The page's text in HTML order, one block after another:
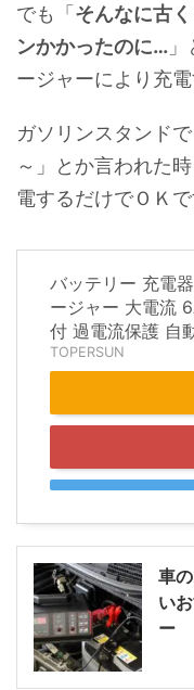
でも「そんなに古
ンかかったのに…
ージャーにより充
ガソリンスタンド
～」とか言われた
電するだけでＯＫで
バッテリー 充電
ージャー 大電流
付 過電流保護 自
TOPERSUN
車
い
ー